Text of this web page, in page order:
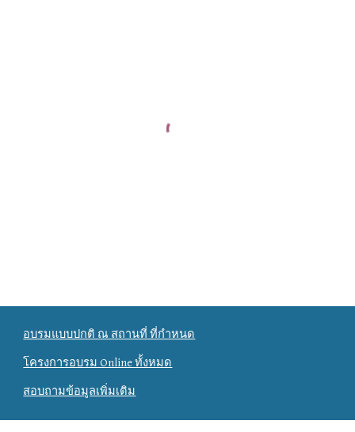
อบรมแบบปกติ ณ สถานที่ ที่กำหนด
โครงการอบรม Online ทั้งหมด
สอบถามข้อมูลเพิ่มเติม